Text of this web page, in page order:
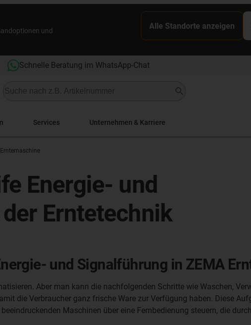
und
Alle Standorte anzeigen
Schnelle Beratung im WhatsApp-Chat
Services Unternehmen & Karriere
Energie- und
Erntetechnik
und Signalführung in ZEMA
Aber man kann die nachfolgenden Schritte wie Waschen,
die Verbraucher ganz frische Ware zur Verfügung haben. Diese
Maschinen über eine Fernbedienung steuern, die